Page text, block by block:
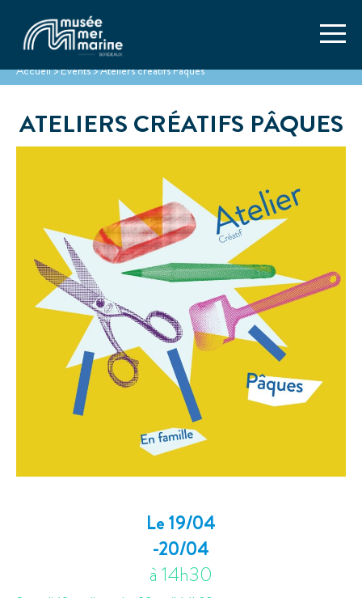
Accueil>Events>Ateliers créatifs Pâques
ATELIERS CRÉATIFS PÂQUES
Le 19/04
-20/04
à 14h30